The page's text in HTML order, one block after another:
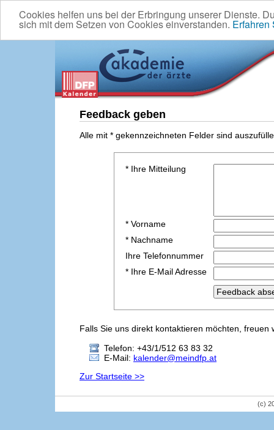
Cookies helfen uns bei der Erbringung unserer Dienste.
sich mit dem Setzen von Cookies einverstanden. Erfahren
Feedback geben
Alle mit * gekennzeichneten Felder sind
* Ihre Mitteilung
* Vorname
* Nachname
Ihre Telefonnummer
* Ihre E-Mail Adresse
Falls Sie uns direkt kontaktieren möchten,
Telefon: +43/1/512 63 83 32
E-Mail: kalender@meindfp.at
Zur Startseite >>
(c)